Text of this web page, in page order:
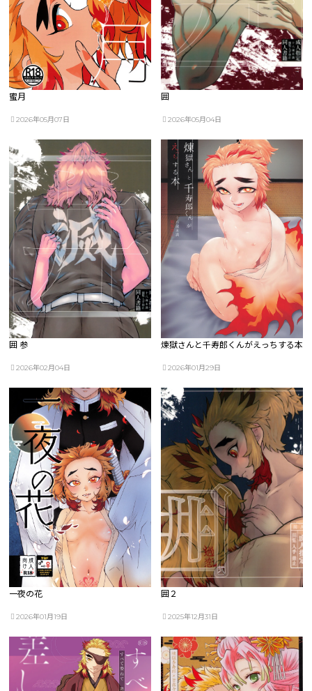
蜜月
2026年05月07日
囲
2026年05月04日
囲 参
2026年02月04日
煉獄さんと千寿郎くんがえっちする本
2026年01月29日
一夜の花
2026年01月19日
囲２
2025年12月31日